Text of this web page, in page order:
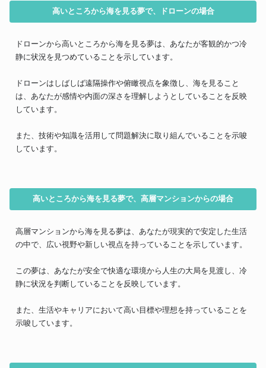
高いところから海を見る夢で、ドローンの場合
ドローンから高いところから海を見る夢は、あなたが客観的かつ冷
静に状況を見つめていることを示しています。
ドローンはしばしば遠隔操作や俯瞰視点を象徴し、海を見ること
は、あなたが感情や内面の深さを理解しようとしていることを反映
しています。
また、技術や知識を活用して問題解決に取り組んでいることを示唆
しています。
高いところから海を見る夢で、高層マンションからの場合
高層マンションから海を見る夢は、あなたが現実的で安定した生活
の中で、広い視野や新しい視点を持っていることを示しています。
この夢は、あなたが安全で快適な環境から人生の大局を見渡し、冷
静に状況を判断していることを反映しています。
また、生活やキャリアにおいて高い目標や理想を持っていることを
示唆しています。